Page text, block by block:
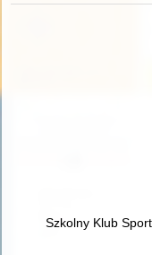
Szkolny Klub